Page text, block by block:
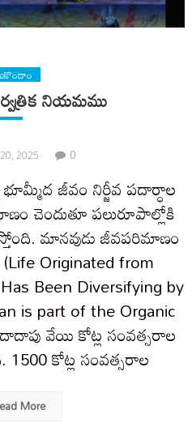
నియమము
2025 0
జీవం నిర్జీవ పదార్ధాల
చెందుతూ పలురూపాల్లోకి
మానవుడు జీవపరిమాణం
Originated from
Been Diversifying by
is part of the Organic
దాదాపు వేయి కోట్ల సంవత్సరాల
1500 కోట్ల సంవత్సరాల
More